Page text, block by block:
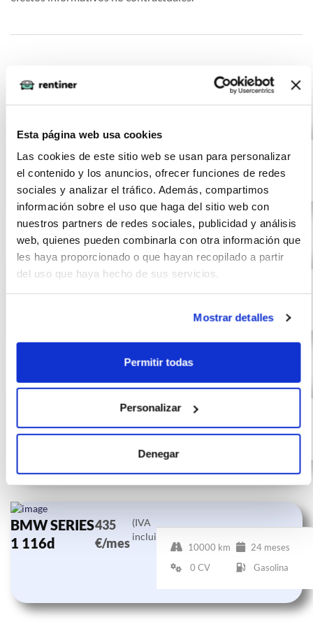
Esta página web usa cookies
Las cookies de este sitio web se usan para personalizar
el contenido y los anuncios, ofrecer funciones de redes
sociales y analizar el tráfico. Además, compartimos
información sobre el uso que haga del sitio web con
nuestros partners de redes sociales, publicidad y análisis
web, quienes pueden combinarla con otra información que
les haya proporcionado o que hayan recopilado a partir
del uso que haya hecho de sus servicios.
Mostrar detalles
Permitir todas
Personalizar
Denegar
Otras ofertas de BMW SERIES 1
BMW SERIES
1 116d
438
€/mes
(IVA
10000 km
24 meses
0 CV
Gasolina
BMW SERIES
438
(IVA
incluido)
€/mes
(IVA
incluido)
0 CV
Gasolina
BMW SERIES
1 116d
435
€/mes
(IVA
incluido)
10000 km
24 meses
0 CV
Gasolina